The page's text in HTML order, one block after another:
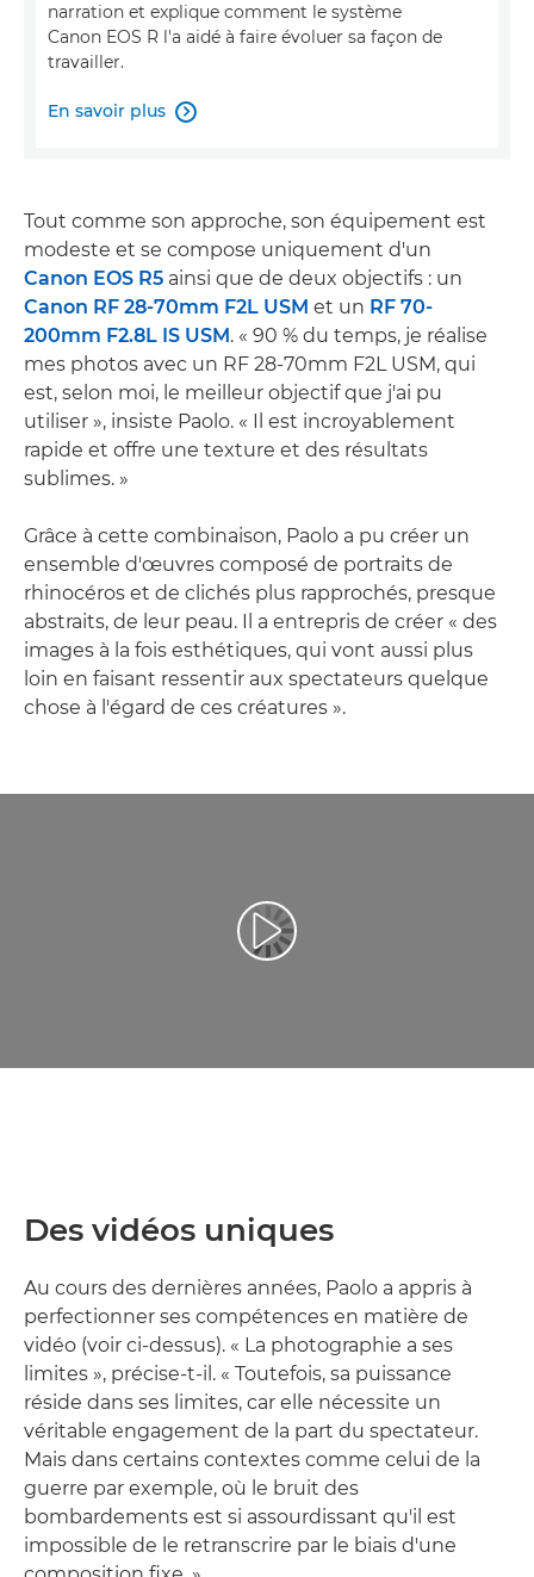
narration et explique comment le système
Canon EOS R l'a aidé à faire évoluer sa façon de
travailler.
En savoir plus 
Tout comme son approche, son équipement est
modeste et se compose uniquement d'un
Canon EOS R5 ainsi que de deux objectifs : un
Canon RF 28-70mm F2L USM et un RF 70-
200mm F2.8L IS USM . « 90 % du temps, je réalise
mes photos avec un RF 28-70mm F2L USM, qui
est, selon moi, le meilleur objectif que j'ai pu
utiliser », insiste Paolo. « Il est incroyablement
rapide et offre une texture et des résultats
sublimes. »
Grâce à cette combinaison, Paolo a pu créer un
ensemble d'œuvres composé de portraits de
rhinocéros et de clichés plus rapprochés, presque
abstraits, de leur peau. Il a entrepris de créer « des
images à la fois esthétiques, qui vont aussi plus
loin en faisant ressentir aux spectateurs quelque
chose à l'égard de ces créatures ».
Lancer la vidéo
Des vidéos uniques
Au cours des dernières années, Paolo a appris à
perfectionner ses compétences en matière de
vidéo (voir ci-dessus). « La photographie a ses
limites », précise-t-il. « Toutefois, sa puissance
réside dans ses limites, car elle nécessite un
véritable engagement de la part du spectateur.
Mais dans certains contextes comme celui de la
guerre par exemple, où le bruit des
bombardements est si assourdissant qu'il est
impossible de le retranscrire par le biais d'une